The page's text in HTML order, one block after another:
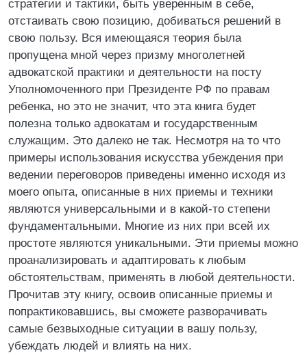
стратегии и тактики, быть уверенным в себе,
отстаивать свою позицию, добиваться решений в
свою пользу. Вся имеющаяся теория была
пропущена мной через призму многолетней
адвокатской практики и деятельности на посту
Уполномоченного при Президенте РФ по правам
ребенка, но это не значит, что эта книга будет
полезна только адвокатам и государственным
служащим. Это далеко не так. Несмотря на то что
примеры использования искусства убеждения при
ведении переговоров приведены именно исходя из
моего опыта, описанные в них приемы и техники
являются универсальными и в какой-то степени
фундаментальными. Многие из них при всей их
простоте являются уникальными. Эти приемы можно
проанализировать и адаптировать к любым
обстоятельствам, применять в любой деятельности.
Прочитав эту книгу, освоив описанные приемы и
попрактиковавшись, вы сможете разворачивать
самые безвыходные ситуации в вашу пользу,
убеждать людей и влиять на них.